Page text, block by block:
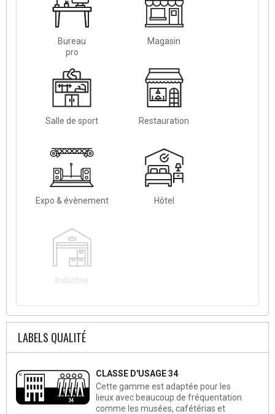
Bureau
pro
Magasin
Salle de sport Restauration
Expo & évènement Hôtel
Industrie
LABELS QUALITÉ
CLASSE D'USAGE 34
Cette gamme est adaptée pour les
lieux avec beaucoup de fréquentation
comme les musées, cafétérias et